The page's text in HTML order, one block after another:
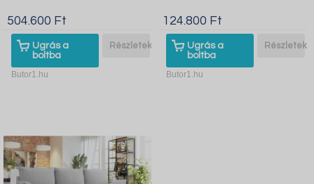
504.600 Ft
Ugrás a
boltba
Részletek
Butor1.hu
124.800 Ft
Ugrás a
boltba
Részletek
Butor1.hu